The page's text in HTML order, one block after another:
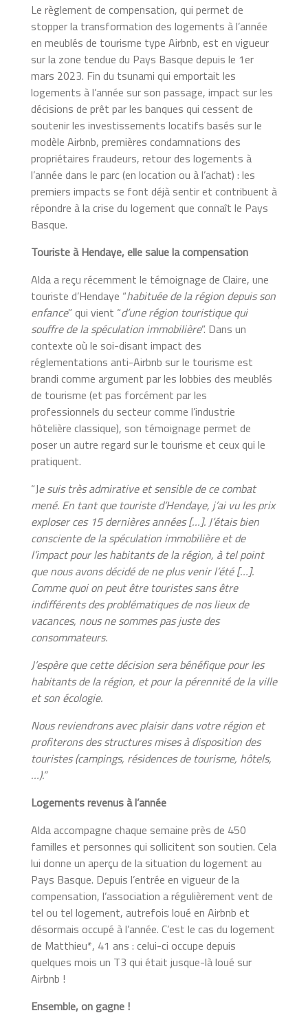
Le règlement de compensation, qui permet de
stopper la transformation des logements à l’année
en meublés de tourisme type Airbnb, est en vigueur
sur la zone tendue du Pays Basque depuis le 1er
mars 2023. Fin du tsunami qui emportait les
logements à l’année sur son passage, impact sur les
décisions de prêt par les banques qui cessent de
soutenir les investissements locatifs basés sur le
modèle Airbnb, premières condamnations des
propriétaires fraudeurs, retour des logements à
l’année dans le parc (en location ou à l’achat) : les
premiers impacts se font déjà sentir et contribuent à
répondre à la crise du logement que connaît le Pays
Basque.
Touriste à Hendaye, elle salue la compensation
Alda a reçu récemment le témoignage de Claire, une
touriste d’Hendaye “habituée de la région depuis son
enfance” qui vient “d’une région touristique qui
souffre de la spéculation immobilière”. Dans un
contexte où le soi-disant impact des
réglementations anti-Airbnb sur le tourisme est
brandi comme argument par les lobbies des meublés
de tourisme (et pas forcément par les
professionnels du secteur comme l’industrie
hôtelière classique), son témoignage permet de
poser un autre regard sur le tourisme et ceux qui le
pratiquent.
“Je suis très admirative et sensible de ce combat
mené. En tant que touriste d’Hendaye, j’ai vu les prix
exploser ces 15 dernières années […]. J’étais bien
consciente de la spéculation immobilière et de
l’impact pour les habitants de la région, à tel point
que nous avons décidé de ne plus venir l’été […].
Comme quoi on peut être touristes sans être
indifférents des problématiques de nos lieux de
vacances, nous ne sommes pas juste des
consommateurs.
J’espère que cette décision sera bénéfique pour les
habitants de la région, et pour la pérennité de la ville
et son écologie.
Nous reviendrons avec plaisir dans votre région et
profiterons des structures mises à disposition des
touristes (campings, résidences de tourisme, hôtels,
…).”
Logements revenus à l’année
Alda accompagne chaque semaine près de 450
familles et personnes qui sollicitent son soutien. Cela
lui donne un aperçu de la situation du logement au
Pays Basque. Depuis l’entrée en vigueur de la
compensation, l’association a régulièrement vent de
tel ou tel logement, autrefois loué en Airbnb et
désormais occupé à l’année. C’est le cas du logement
de Matthieu*, 41 ans : celui-ci occupe depuis
quelques mois un T3 qui était jusque-là loué sur
Airbnb !
Ensemble, on gagne !